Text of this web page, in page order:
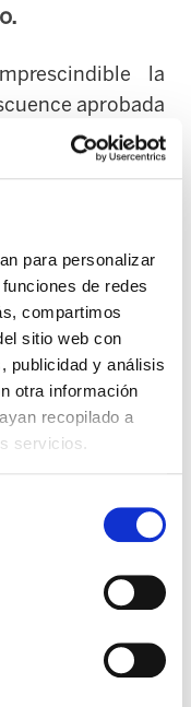
para personalizar
de redes
compartimos
sitio web con
publicidad y análisis
otra información
recopilado a
servicios.
la
aprobada
la opción a los
a estudiar en
al servicio de la
años de
a dar algún
labor de las
a esa
a veces en
de Navarra. No
de modelo D
de imponer
como ha hecho